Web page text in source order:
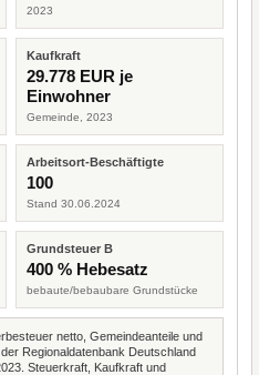
2023
Kaufkraft
29.778 EUR je
Einwohner
Gemeinde, 2023
Arbeitsort-Beschäftigte
100
Stand 30.06.2024
Grundsteuer B
400 % Hebesatz
bebaute/bebaubare Grundstücke
netto, Gemeindeanteile und
Regionaldatenbank Deutschland
Steuerkraft, Kaufkraft und